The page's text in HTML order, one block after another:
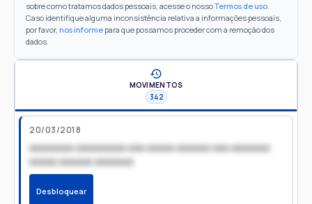
sobre como tratamos dados pessoais, acesse o nossoTermos de uso.
Caso identifique alguma inconsistência relativa a informações pessoais,
por favor, nos informe para que possamos proceder com a remoção dos
dados.
MOVIMENTOS
342
20/03/2018
xxxxxxxx xxxxxxxxx xxx xxxxx xxxxxx xxx xxxxxxx
xxxxx xxxxxx xxxxxxx
Desbloquear